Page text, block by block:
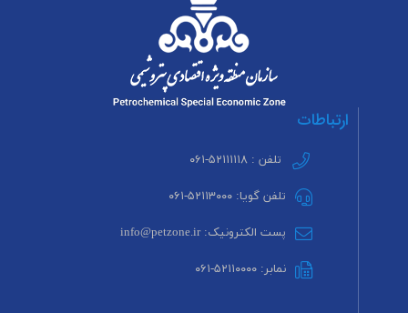
ارتباطات
تلفن : ۵۲۱۱۱۱۱۸-۰۶۱
تلفن گویا: ۵۲۱۱۳۰۰۰-۰۶۱
پست الکترونیک: info@petzone.ir
نمابر: ۵۲۱۱۰۰۰۰-۰۶۱